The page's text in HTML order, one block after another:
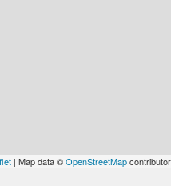
| Map data ©OpenStreetMap